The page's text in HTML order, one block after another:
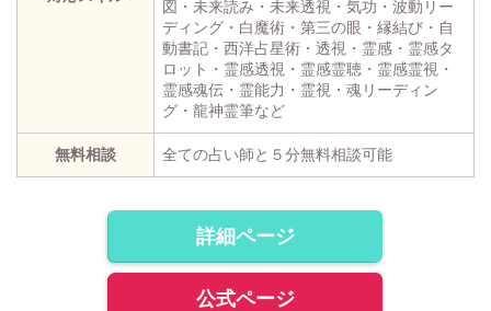
図・未来読み・未来透視・気功・波動リー
ディング・白魔術・第三の眼・縁結び・自
動書記・西洋占星術・透視・霊感・霊感タ
ロット・霊感透視・霊感霊聴・霊感霊視・
霊感魂伝・霊能力・霊視・魂リーディン
グ・龍神霊筆など
無料相談 全ての占い師と５分無料相談可能
詳細ページ
公式ページ